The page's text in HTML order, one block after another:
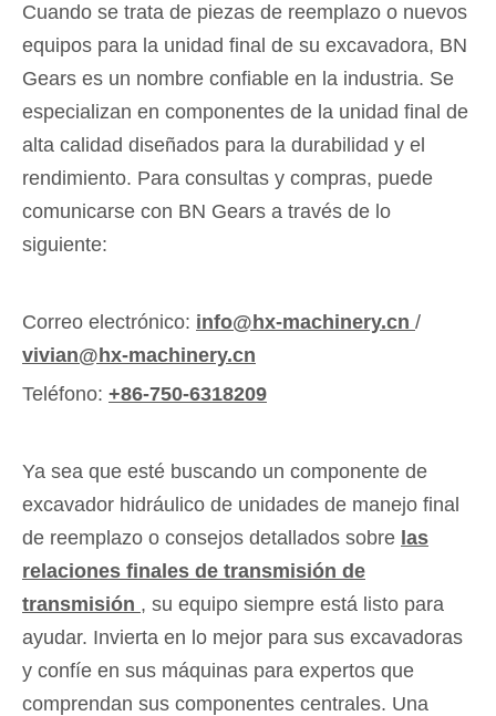
Cuando se trata de piezas de reemplazo o nuevos
equipos para la unidad final de su excavadora, BN
Gears es un nombre confiable en la industria. Se
especializan en componentes de la unidad final de
alta calidad diseñados para la durabilidad y el
rendimiento. Para consultas y compras, puede
comunicarse con BN Gears a través de lo
siguiente:
Correo electrónico: info@hx-machinery.cn /
vivian@hx-machinery.cn
Teléfono: +86-750-6318209
Ya sea que esté buscando un componente de
excavador hidráulico de unidades de manejo final
de reemplazo o consejos detallados sobre las
relaciones finales de transmisión de
transmisión , su equipo siempre está listo para
ayudar. Invierta en lo mejor para sus excavadoras
y confíe en sus máquinas para expertos que
comprendan sus componentes centrales. Una